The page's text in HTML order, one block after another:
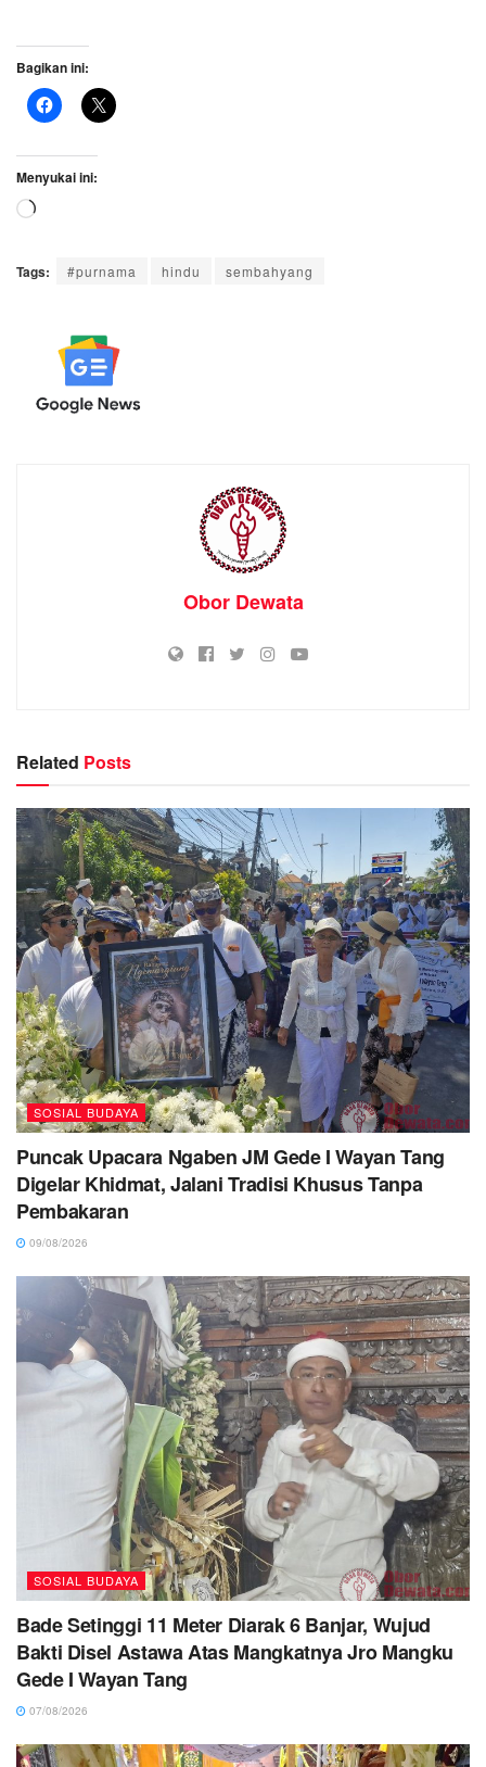
Bagikan ini:
Menyukai ini:
Memuat...
Tags: #purnama hindu sembahyang
Obor Dewata
Related Posts
SOSIAL BUDAYA
Puncak Upacara Ngaben JM Gede I Wayan Tang
Digelar Khidmat, Jalani Tradisi Khusus Tanpa
Pembakaran
09/08/2026
SOSIAL BUDAYA
Bade Setinggi 11 Meter Diarak 6 Banjar, Wujud
Bakti Disel Astawa Atas Mangkatnya Jro Mangku
Gede I Wayan Tang
07/08/2026